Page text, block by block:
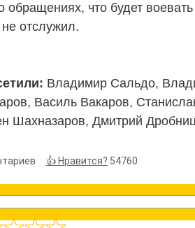
что будет
отслужил.
Владимир Сальдо,
Василь Вакаров,
Шахназаров, Дмитрий
👍 Нравится? 54760